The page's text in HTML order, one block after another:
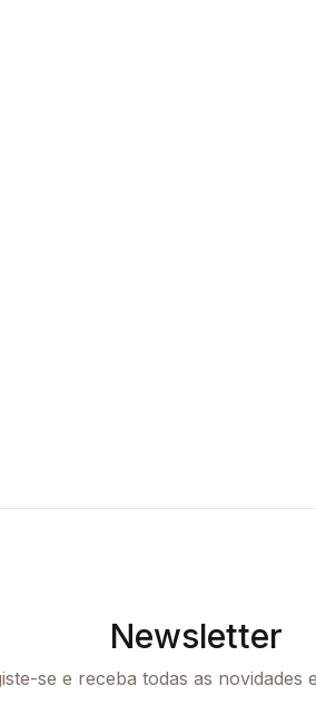
Newsletter
se e receba todas as novidades